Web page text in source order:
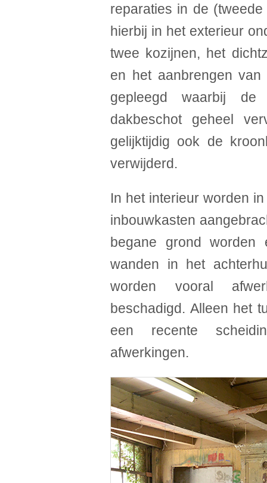
reparaties in de
hierbij in het exterieur
twee kozijnen, het
en het aanbrengen
gepleegd waarbij
dakbeschot geheel
gelijktijdig ook de
verwijderd.
In het interieur worden
inbouwkasten
begane grond worden
wanden in het
worden vooral
beschadigd. Alleen het
een recente
afwerkingen.